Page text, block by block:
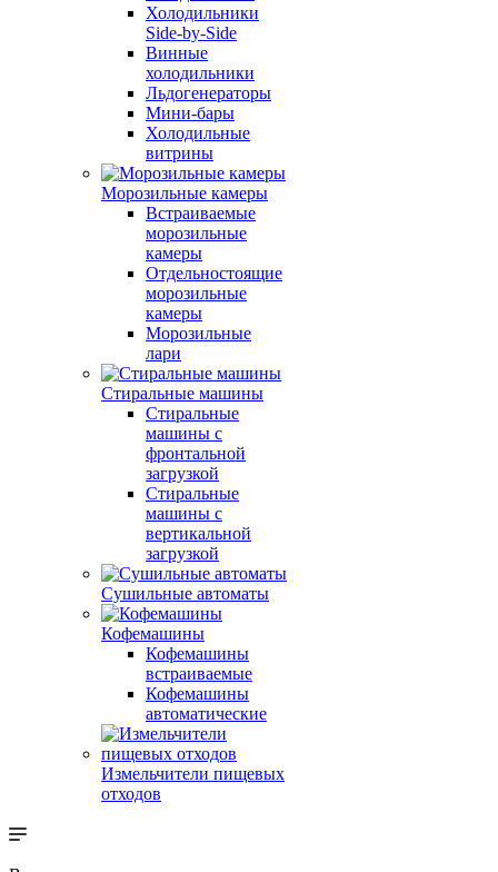
Холодильники
Side-by-Side
Винные
холодильники
Льдогенераторы
Мини-бары
Холодильные
витрины
Морозильные камеры
Встраиваемые
морозильные
камеры
Отдельностоящие
морозильные
камеры
Морозильные
лари
Стиральные машины
Стиральные
машины с
фронтальной
загрузкой
Стиральные
машины с
вертикальной
загрузкой
Сушильные автоматы
Кофемашины
Кофемашины
встраиваемые
Кофемашины
автоматические
Измельчители пищевых
отходов